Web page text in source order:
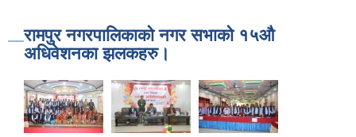
रामपुर नगरपालिकाको नगर सभाको १५औ
अधिवेशनका झलकहरु।